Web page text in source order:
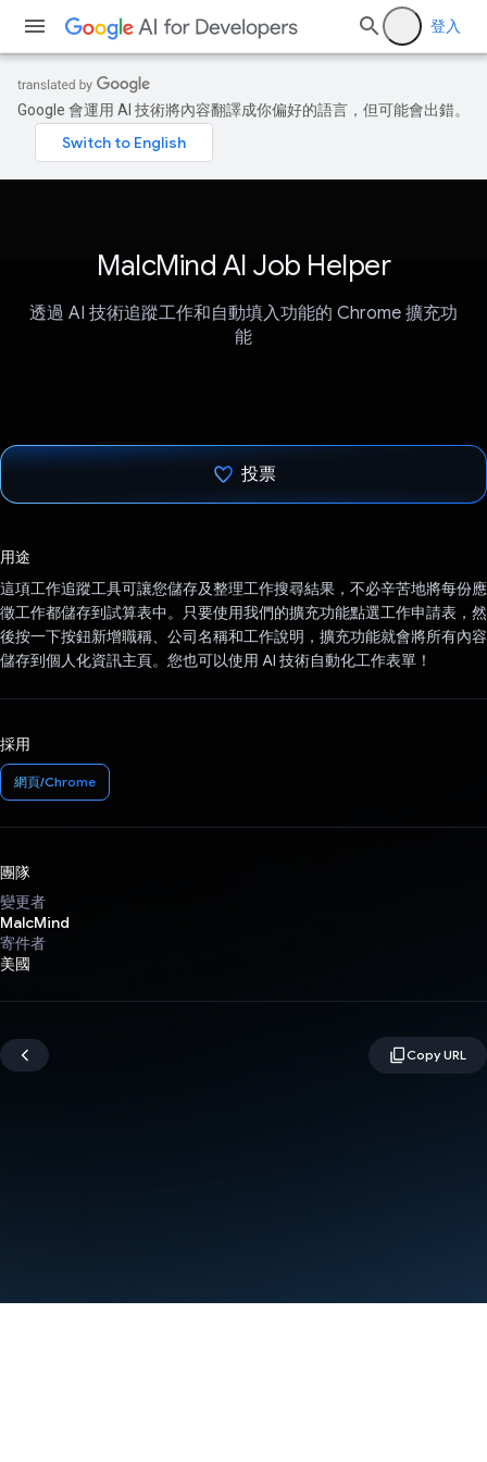
登入
Google 會運用 AI 技術將內容翻譯成你偏好的語言，但可能會出錯。
MalcMind AI Job Helper
透過 AI 技術追蹤工作和自動填入功能的 Chrome 擴充功
能
投票
用途
這項工作追蹤工具可讓您儲存及整理工作搜尋結果，不必辛苦地將每份應
徵工作都儲存到試算表中。只要使用我們的擴充功能點選工作申請表，然
後按一下按鈕新增職稱、公司名稱和工作說明，擴充功能就會將所有內容
儲存到個人化資訊主頁。您也可以使用 AI 技術自動化工作表單！
採用
網頁/Chrome
團隊
變更者
MalcMind
寄件者
美國